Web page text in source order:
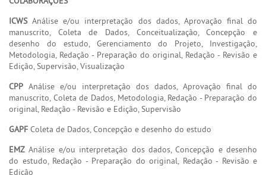
ICWSAnálise e/ou interpretação dos dados, Aprovação final do
manuscrito, Coleta de Dados, Conceitualização, Concepção e
desenho do estudo, Gerenciamento do Projeto, Investigação,
Metodologia, Redação - Preparação do original, Redação - Revisão e
Edição, Supervisão, Visualização
CPP Análise e/ou interpretação dos dados, Aprovação final do
manuscrito, Coleta de Dados, Metodologia, Redação - Preparação do
original, Redação - Revisão e Edição, Supervisão
GAPF Coleta de Dados, Concepção e desenho do estudo
EMZ Análise e/ou interpretação dos dados, Concepção e desenho
do estudo, Redação - Preparação do original, Redação - Revisão e
Edição